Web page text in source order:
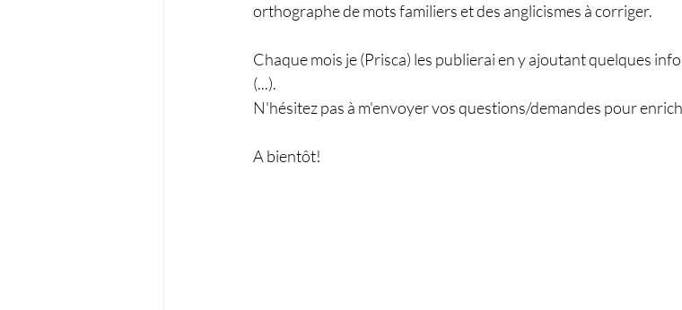
orthographe de mots familiers et des anglicismes à corriger.
Chaque mois je (Prisca) les publierai en y ajoutant quelques
(...).
N'hésitez pas à m'envoyer vos questions/demandes pour
A bientôt!